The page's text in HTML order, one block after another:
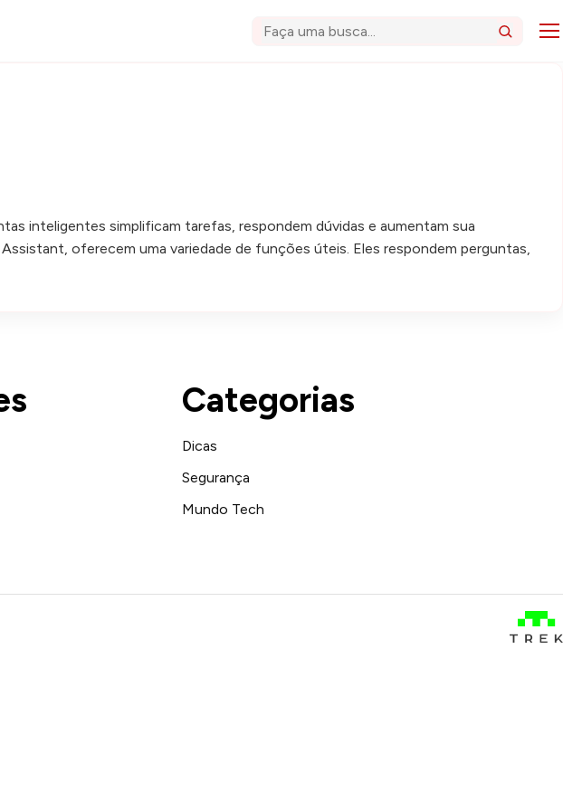
Buscar
inteligentes simplificam tarefas, respondem dúvidas e aumentam sua
oferecem uma variedade de funções úteis. Eles respondem perguntas,
Categorias
Dicas
Segurança
Mundo Tech